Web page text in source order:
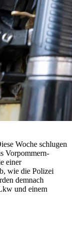
Woche schlugen
Vorpommern-
einer
wie die Polizei
demnach
und einem